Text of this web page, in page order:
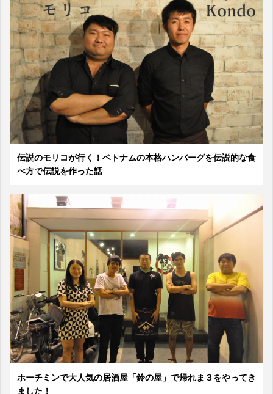
伝説のモリコが行く！ベトナムの本格ハンバーグを伝説的な食
べ方で伝説を作った話
ホーチミンで大人気の居酒屋「鈴の屋」で帰れま３をやってき
ました！